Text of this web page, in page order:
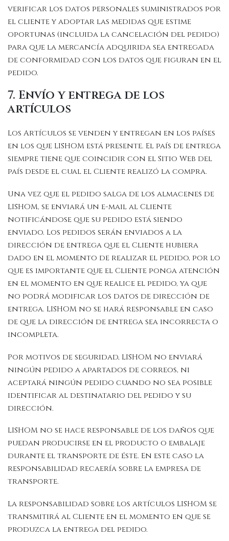
verificar los datos personales suministrados por
el cliente y adoptar las medidas que estime
oportunas (incluida la cancelación del pedido)
para que la mercancía adquirida sea entregada
de conformidad con los datos que figuran en el
pedido.
7. Envío y entrega de los
artículos
Los Artículos se venden y entregan en los países
en los que LISHOM está presente. El país de entrega
siempre tiene que coincidir con el Sitio Web del
país desde el cual el Cliente realizó la compra.
Una vez que el pedido salga de los almacenes de
LISHOM, se enviará un e-mail al Cliente
notificándose que su pedido está siendo
enviado. Los pedidos serán enviados a la
dirección de entrega que el Cliente hubiera
dado en el momento de realizar el pedido, por lo
que es importante que el Cliente ponga atención
en el momento en que realice el pedido, ya que
no podrá modificar los datos de dirección de
entrega. LISHOM no se hará responsable en caso
de que la dirección de entrega sea incorrecta o
incompleta.
Por motivos de seguridad, LISHOM no enviará
ningún pedido a apartados de correos, ni
aceptará ningún pedido cuando no sea posible
identificar al destinatario del pedido y su
dirección.
LISHOM no se hace responsable de los daños que
puedan producirse en el producto o embalaje
durante el transporte de éste. En este caso la
responsabilidad recaería sobre la empresa de
transporte.
La responsabilidad sobre los artículos LISHOM se
transmitirá al Cliente en el momento en que se
produzca la entrega del pedido.